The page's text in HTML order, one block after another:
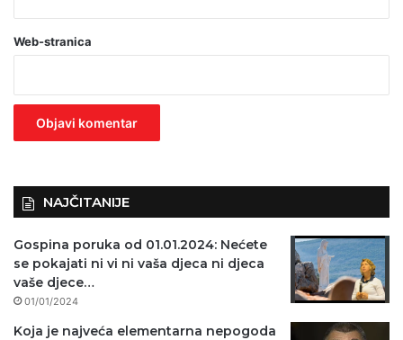
a
v
z
Web-stranica
NAJČITANIJE
Gospina poruka od 01.01.2024: Nećete
se pokajati ni vi ni vaša djeca ni djeca
vaše djece…
01/01/2024
Koja je najveća elementarna nepogoda